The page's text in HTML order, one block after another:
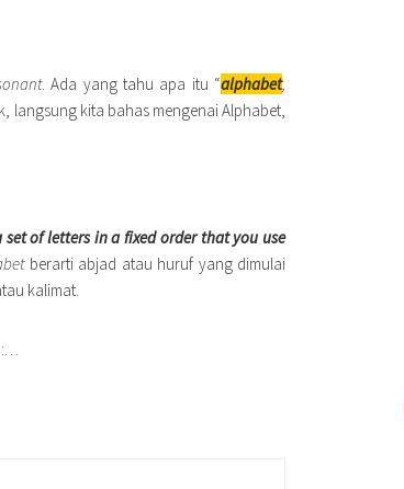
. Ada yang tahu apa itu “alphabet,
langsung kita bahas mengenai Alphabet,
of letters in a fixed order that you use
berarti abjad atau huruf yang dimulai
kalimat.